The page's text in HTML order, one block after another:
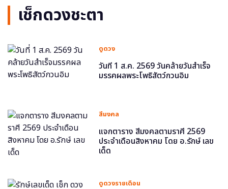
เช็กดวงชะตา
ดูดวง
วันที่ 1 ส.ค. 2569 วันคล้ายวันสำเร็จ
มรรคผลพระโพธิสัตว์กวนอิม
สีมงคล
แจกตาราง สีมงคลตามราศี 2569
ประจำเดือนสิงหาคม โดย อ.รักษ์ เลข
เด็ด
ดูดวงรายเดือน